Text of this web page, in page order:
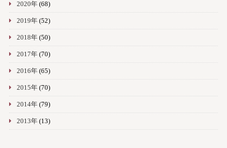
2020年(68)
2019年(52)
2018年(50)
2017年(70)
2016年(65)
2015年(70)
2014年(79)
2013年(13)